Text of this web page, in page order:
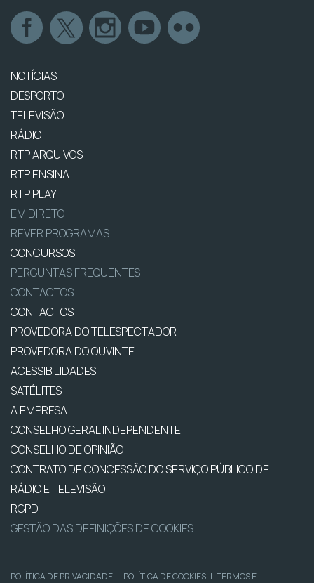
NOTÍCIAS
DESPORTO
TELEVISÃO
RÁDIO
RTP ARQUIVOS
RTP ENSINA
RTP PLAY
EM DIRETO
REVER PROGRAMAS
CONCURSOS
PERGUNTAS FREQUENTES
CONTACTOS
CONTACTOS
PROVEDORA DO TELESPECTADOR
PROVEDORA DO OUVINTE
ACESSIBILIDADES
SATÉLITES
A EMPRESA
CONSELHO GERAL INDEPENDENTE
CONSELHO DE OPINIÃO
CONTRATO DE CONCESSÃO DO SERVIÇO PÚBLICO DE
RÁDIO E TELEVISÃO
RGPD
GESTÃO DAS DEFINIÇÕES DE COOKIES
POLÍTICA DE PRIVACIDADE | POLÍTICA DE COOKIES | TERMOS E